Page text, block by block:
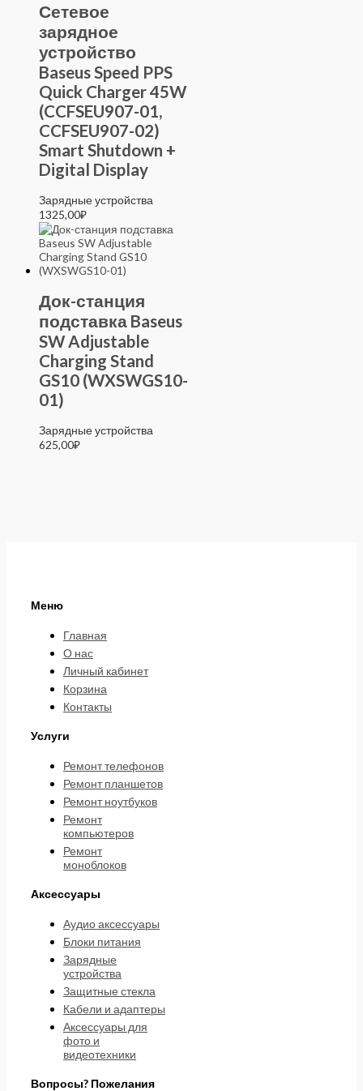
Сетевое
зарядное
устройство
Baseus Speed PPS
Quick Charger 45W
(CCFSEU907-01,
CCFSEU907-02)
Smart Shutdown +
Digital Display
Зарядные устройства
1325,00₽
Док-станция
подставка Baseus
SW Adjustable
Charging Stand
GS10 (WXSWGS10-
01)
Зарядные устройства
625,00₽
Меню
Главная
О нас
Личный кабинет
Корзина
Контакты
Услуги
Ремонт телефонов
Ремонт планшетов
Ремонт ноутбуков
Ремонт
компьютеров
Ремонт
моноблоков
Аксессуары
Аудио аксессуары
Блоки питания
Зарядные
устройства
Защитные стекла
Кабели и адаптеры
Аксессуары для
фото и
видеотехники
Вопросы? Пожелания